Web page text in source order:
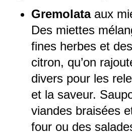
Gremolata aux
Des miettes
fines herbes et
citron, qu’on
divers pour les
et la saveur.
viandes braisées
four ou des